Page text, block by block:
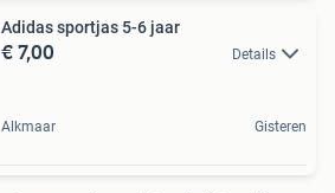
Adidas sportjas 5-6 jaar
€ 7,00 Details
Alkmaar Gisteren